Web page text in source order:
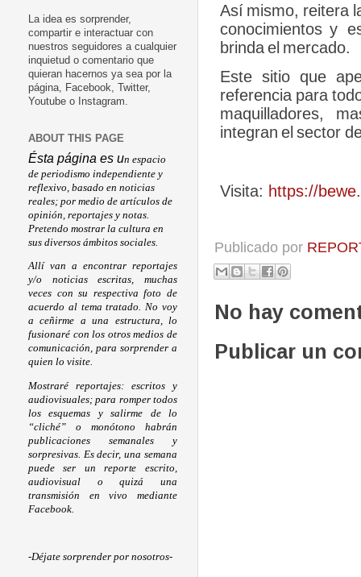
Así mismo, reitera
conocimientos y
brindael mercado.
Este sitio que
referencia para
maquilladores,
integran el sector
Visita: https://
Publicado por
No hay
Publicar un
La idea es sorprender,
compartir e interactuar con
nuestros seguidores a cualquier
inquietud o comentario que
quieran hacernos ya sea por la
página, Facebook, Twitter,
Youtube o Instagram.
ABOUT THIS PAGE
Ésta página es un espacio
de periodismo independiente y
reflexivo, basado en noticias
reales; por medio de artículos de
opinión, reportajes y notas.
Pretendo mostrar la cultura en
sus diversos ámbitos sociales.
Allí van a encontrar reportajes
y/o noticias escritas, muchas
veces con su respectiva foto de
acuerdo al tema tratado. No voy
a ceñirme a una estructura, lo
fusionaré con los otros medios de
comunicación, para sorprender a
quien lo visite.
Mostraré reportajes: escritos y
audiovisuales; para romper todos
los esquemas y salirme de lo
“cliché” o monótono habrán
publicaciones semanales y
sorpresivas. Es decir, una semana
puede ser un reporte escrito,
audiovisual o quizá una
transmisión en vivo mediante
Facebook.
-Déjate sorprender por nosotros-